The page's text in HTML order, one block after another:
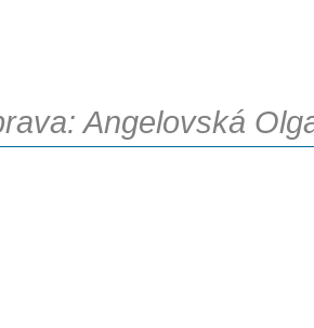
Angelovská